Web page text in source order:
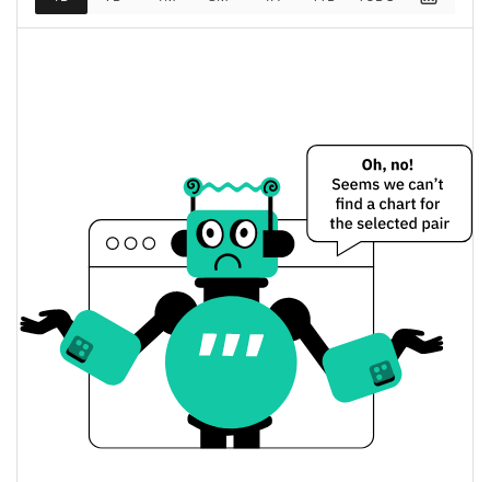
Totalmente diluído
Limite de mercado
$54,530
3.14%
$0.000052967749
Abertura / Fecho de
$0.000052775126 /
$0.000052967749
A mudança de ontem
Volume de ontem $679.17783
Histórico do preço do SAD MEOW